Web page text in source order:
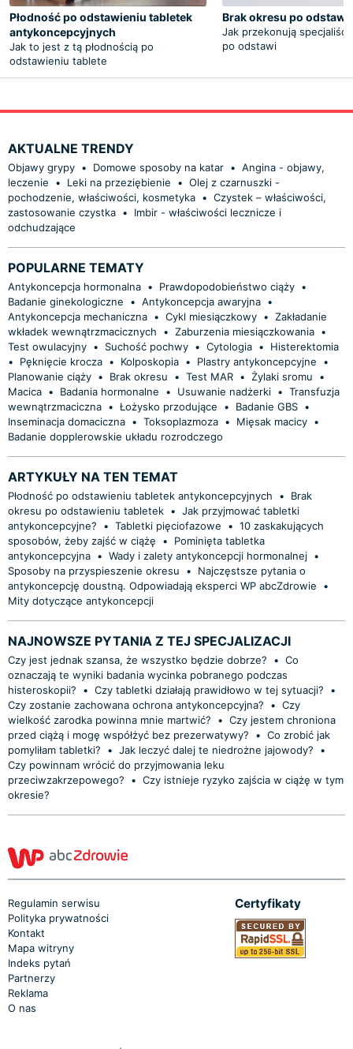
Płodność po odstawieniu tabletek
antykoncepcyjnych
Jak to jest z tą płodnością po
odstawieniu tablete
Brak okresu po
Jak przekonują
po odstawi
AKTUALNE TRENDY
Objawy grypy • Domowe sposoby na katar • Angina - objawy,
leczenie
• Leki na przeziębienie • Olej z czarnuszki -
pochodzenie, właściwości, kosmetyka • Czystek – właściwości,
zastosowanie czystka •
Imbir - właściwości lecznicze i
odchudzające
POPULARNE TEMATY
Antykoncepcja hormonalna • Prawdopodobieństwo ciąży •
Badanie ginekologiczne
• Antykoncepcja awaryjna •
Antykoncepcja mechaniczna • Cykl miesiączkowy • Zakładanie
wkładek wewnątrzmacicznych
• Zaburzenia miesiączkowania •
Test owulacyjny • Suchość pochwy • Cytologia •
Histerektomia
•
Pęknięcie krocza • Kolposkopia • Plastry antykoncepcyjne
•
Planowanie ciąży • Brak okresu • Test MAR • Żylaki sromu
•
Macica • Badania hormonalne • Usuwanie nadżerki • Transfuzja
wewnątrzmaciczna • Łożysko przodujące • Badanie GBS •
Inseminacja domaciczna • Toksoplazmoza • Mięsak macicy •
Badanie dopplerowskie układu rozrodczego
ARTYKUŁY NA TEN TEMAT
Płodność po odstawieniu tabletek antykoncepcyjnych •
Brak
okresu po odstawieniu tabletek • Jak przyjmować tabletki
antykoncepcyjne?
• Tabletki pięciofazowe • 10 zaskakujących
sposobów, żeby zajść w ciążę
•
Pominięta tabletka
antykoncepcyjna • Wady i zalety antykoncepcji hormonalnej •
Sposoby na przyspieszenie okresu
•
Najczęstsze pytania o
antykoncepcję doustną. Odpowiadają eksperci WP abcZdrowie
•
Mity dotyczące antykoncepcji
NAJNOWSZE PYTANIA Z TEJ SPECJALIZACJI
Czy jest jednak szansa, że wszystko będzie dobrze? • Co
oznaczają te wyniki badania wycinka pobranego podczas
histeroskopii?
• Czy tabletki działają prawidłowo w tej sytuacji?
•
Czy zostanie zachowana ochrona antykoncepcyjna?
• Czy
wielkość zarodka powinna mnie martwić?
• Czy jestem chroniona
przed ciążą i mogę współżyć bez prezerwatywy?
• Co zrobić jak
pomyliłam tabletki?
• Jak leczyć dalej te niedrożne jajowody?
•
Czy powinnam wrócić do przyjmowania leku
przeciwzakrzepowego?
• Czy istnieje ryzyko zajścia w ciążę w tym
okresie?
Regulamin serwisu
Polityka prywatności
Kontakt
Mapa witryny
Indeks pytań
Partnerzy
Reklama
O nas
Certyfikaty